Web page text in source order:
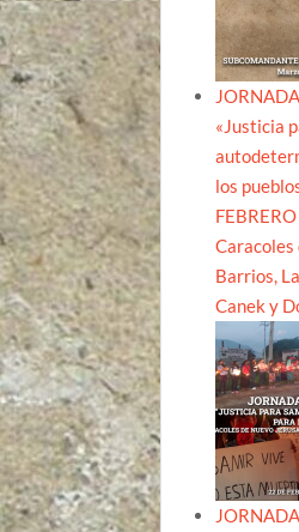
«Justicia
los
Caracoles
Barrios,
Canek y